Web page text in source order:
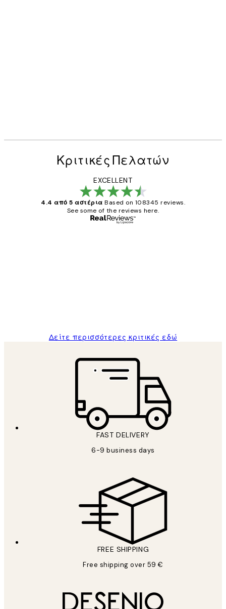
Κριτικές Πελατών
EXCELLENT
4.4 από 5 αστέρια Based on 108345 reviews.
See some of the reviews here.
Δείτε περισσότερες κριτικές εδώ
FAST DELIVERY
6-9 business days
FREE SHIPPING
Free shipping over 59 €